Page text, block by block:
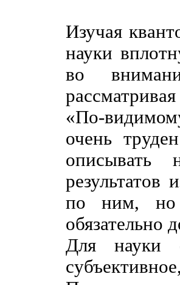
Изучая
науки
во
«По-
очень
описывать
результатов
по ним, но
обязательно
Для науки